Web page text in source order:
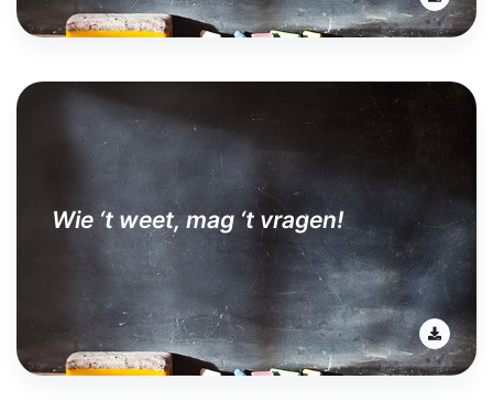
Wie ‘t weet, mag ‘t vragen!